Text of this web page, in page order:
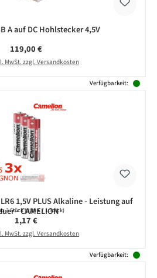
A auf DC Hohlstecker 4,5V
Regulärer Preis:
119,00 €
MwSt. zzgl. Versandkosten
Verfügbarkeit:
1,5V PLUS Alkaline - Leistung auf
- CAMELION
3 Stück(0,39 € / 1 Stück)
Regulärer Preis:
1,17 €
MwSt. zzgl. Versandkosten
Verfügbarkeit: